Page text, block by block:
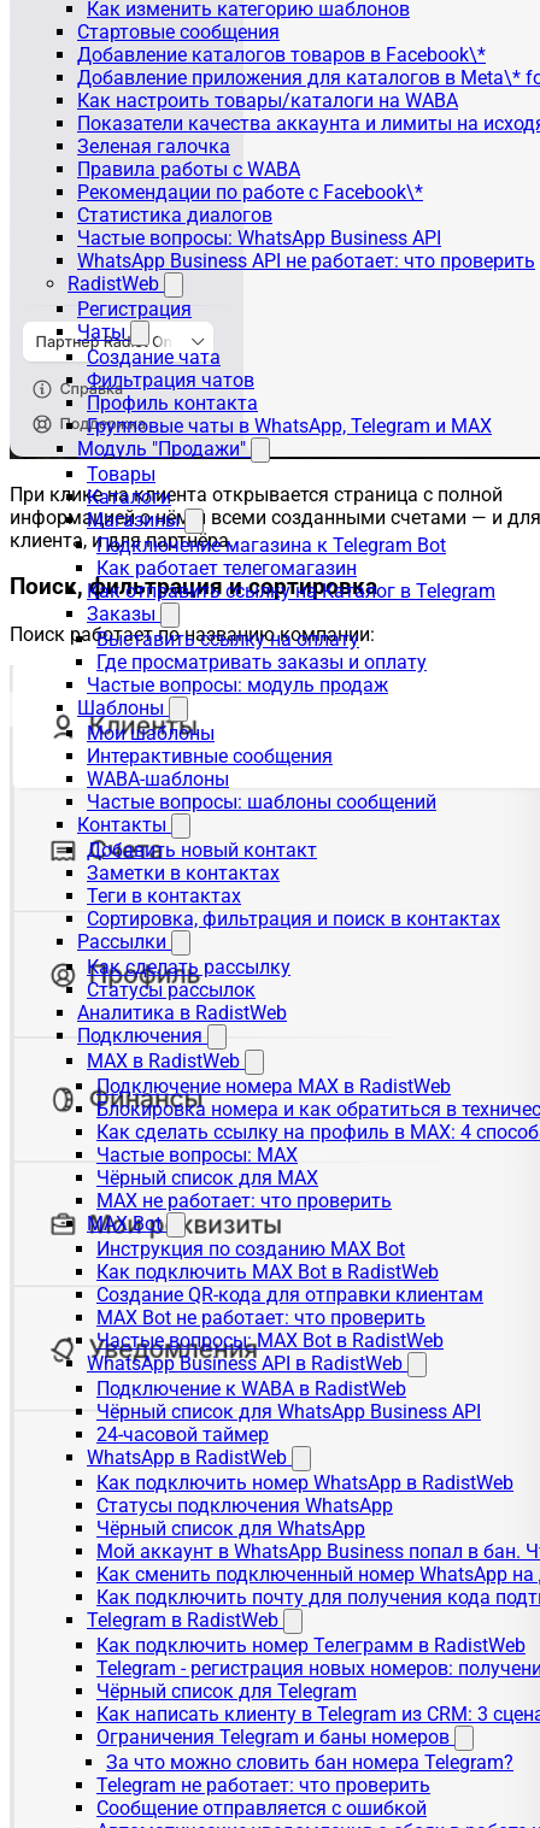
Как изменить категорию шаблонов
Стартовые сообщения
Добавление каталогов товаров в Facebook\*
Добавление приложения для каталогов в Meta\*
Как настроить товары/каталоги на WABA
Показатели качества аккаунта и лимиты на
Зеленая галочка
Правила работы с WABA
Рекомендации по работе с Facebook\*
Статистика диалогов
Частые вопросы: WhatsApp Business API
WhatsApp Business API не работает: что проверить
RadistWeb
Регистрация
Чаты
Создание чата
Фильтрация чатов
Профиль контакта
Групповые чаты в WhatsApp, Telegram и MAX
Модуль "Продажи"
Товары
Каталоги
Магазины
Подключение магазина к Telegram Bot
Как работает телегомагазин
Как отправить ссылку на Каталог в Telegram
Заказы
Выставить ссылку на оплату
Где просматривать заказы и оплату
Частые вопросы: модуль продаж
Шаблоны
Мои шаблоны
Интерактивные сообщения
WABA-шаблоны
Частые вопросы: шаблоны сообщений
Контакты
Добавить новый контакт
Заметки в контактах
Теги в контактах
Сортировка, фильтрация и поиск в контактах
Рассылки
Как сделать рассылку
Статусы рассылок
Аналитика в RadistWeb
Подключения
MAX в RadistWeb
Подключение номера MAX в RadistWeb
Блокировка номера и как обратиться в
Как сделать ссылку на профиль в MAX: 4
Частые вопросы: MAX
Чёрный список для MAX
MAX не работает: что проверить
MAX Bot
Инструкция по созданию MAX Bot
Как подключить MAX Bot в RadistWeb
Создание QR-кода для отправки клиентам
MAX Bot не работает: что проверить
Частые вопросы: MAX Bot в RadistWeb
WhatsApp Business API в RadistWeb
Подключение к WABA в RadistWeb
Чёрный список для WhatsApp Business API
24-часовой таймер
WhatsApp в RadistWeb
Как подключить номер WhatsApp в RadistWeb
Статусы подключения WhatsApp
Чёрный список для WhatsApp
Мой аккаунт в WhatsApp Business попал в бан.
Как сменить подключенный номер WhatsApp на
Как подключить почту для получения кода
Telegram в RadistWeb
Как подключить номер Телеграмм в RadistWeb
Telegram - регистрация новых номеров:
Чёрный список для Telegram
Как написать клиенту в Telegram из CRM: 3
Ограничения Telegram и баны номеров
За что можно словить бан номера Telegram?
Telegram не работает: что проверить
Сообщение отправляется с ошибкой
При клике на клиента открывается страница с полной
информацией о нём и всеми созданными счетами — и для
клиента, и для партнёра.
Поиск, фильтрация и сортировка
Поиск работает по названию компании: